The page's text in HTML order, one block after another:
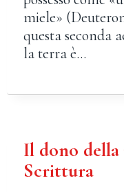
miele»
questa seconda
la terra è…
Il dono della
Scrittura